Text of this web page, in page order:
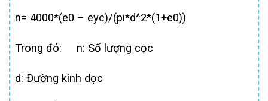
n= 4000*(e0 – eyc)/(pi*d^2*(1+e0))
Trong đó: n: Số lượng cọc
d: Đường kính dọc